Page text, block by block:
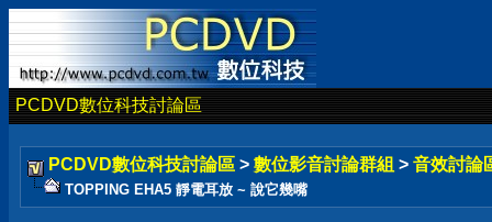
PCDVD數位科技討論區
PCDVD數位科技討論區 > 數位影音討論群組 > 音效討論
TOPPING EHA5 靜電耳放 ~ 說它幾嘴